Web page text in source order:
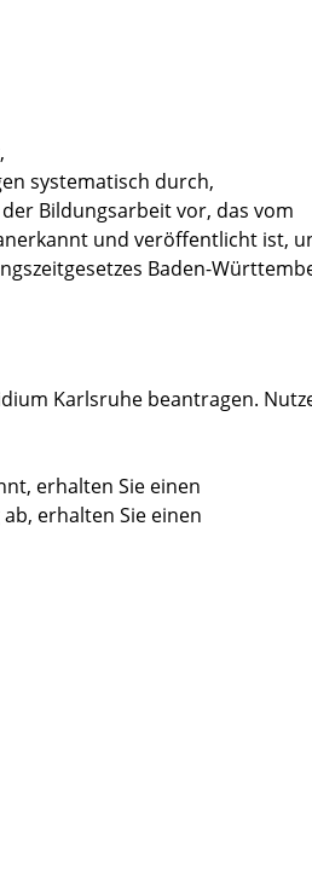
systematisch durch,
Bildungsarbeit vor, das vom
und veröffentlicht ist,
Baden-
Karlsruhe beantragen.
erhalten Sie einen
erhalten Sie einen